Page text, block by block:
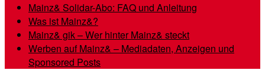
Mainz& Solidar-Abo: FAQ und Anleitung
Was ist Mainz&?
Mainz& gik – Wer hinter Mainz& steckt
Werben auf Mainz& – Mediadaten, Anzeigen und
Sponsored Posts